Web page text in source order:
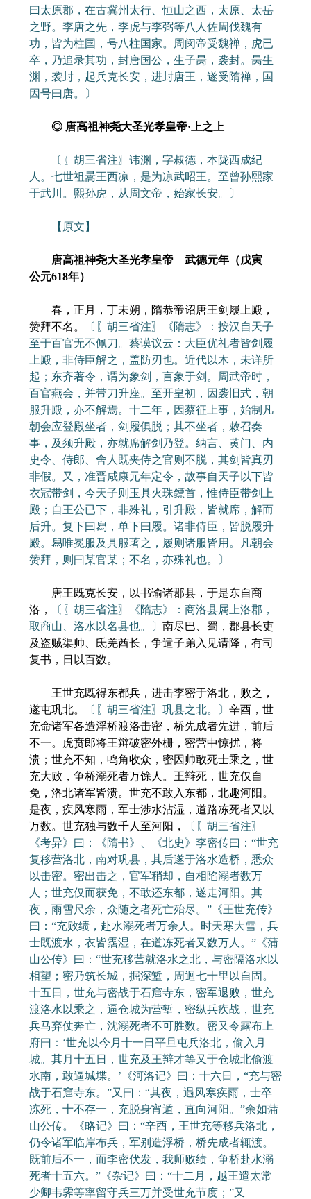
曰太原郡，在古冀州太行、恒山之西，太原、太岳
之野。李唐之先，李虎与李弼等八人佐周伐魏有
功，皆为柱国，号八柱国家。周闵帝受魏禅，虎已
卒，乃追录其功，封唐国公，生子昺，袭封。昺生
渊，袭封，起兵克长安，进封唐王，遂受隋禅，国
因号曰唐。〕
◎ 唐高祖神尧大圣光孝皇帝·上之上
〔〖胡三省注〗讳渊，字叔德，本陇西成纪
人。七世祖暠王西凉，是为凉武昭王。至曾孙熙家
于武川。熙孙虎，从周文帝，始家长安。〕
【原文】
唐高祖神尧大圣光孝皇帝 武德元年（戊寅
公元618年）
春，正月，丁未朔，隋恭帝诏唐王剑履上殿，
赞拜不名。
〔〖胡三省注〗《隋志》：按汉自天子
至于百官无不佩刀。蔡谟议云：大臣优礼者皆剑履
上殿，非侍臣解之，盖防刃也。近代以木，未详所
起；东齐著令，谓为象剑，言象于剑。周武帝时，
百官燕会，并带刀升座。至开皇初，因袭旧式，朝
服升殿，亦不解焉。十二年，因蔡征上事，始制凡
朝会应登殿坐者，剑履俱脱；其不坐者，敕召奏
事，及须升殿，亦就席解剑乃登。纳言、黄门、内
史令、侍郎、舍人既夹侍之官则不脱，其剑皆真刃
非假。又，准晋咸康元年定令，故事自天子以下皆
衣冠带剑，今天子则玉具火珠鏢首，惟侍臣带剑上
殿；自王公已下，非殊礼，引升殿，皆就席，解而
后升。复下曰舄，单下曰履。诸非侍臣，皆脱履升
殿。舄唯冕服及具服著之，履则诸服皆用。凡朝会
赞拜，则曰某官某；不名，亦殊礼也。〕
唐王既克长安，以书谕诸郡县，于是东自商
洛，
〔〖胡三省注〗《隋志》：商洛县属上洛郡，
取商山、洛水以名县也。〕 南尽巴、蜀，郡县长吏
及盗贼渠帅、氐羌酋长，争遣子弟入见请降，有司
复书，日以百数。
王世充既得东都兵，进击李密于洛北，败之，
遂屯巩北。
〔〖胡三省注〗巩县之北。〕 辛酉，世
充命诸军各造浮桥渡洛击密，桥先成者先进，前后
不一。虎贲郎将王辩破密外栅，密营中惊扰，将
溃；世充不知，鸣角收众，密因帅敢死士乘之，世
充大败，争桥溺死者万馀人。王辩死，世充仅自
免，洛北诸军皆溃。世充不敢入东都，北趣河阳。
是夜，疾风寒雨，军士涉水沾湿，道路冻死者又以
万数。世充独与数千人至河阳，
〔〖胡三省注〗
《考异》曰：《隋书》、《北史》李密传曰：“世充
复移营洛北，南对巩县，其后遂于洛水造桥，悉众
以击密。密出击之，官军稍却，自相陷溺者数万
人；世充仅而获免，不敢还东都，遂走河阳。其
夜，雨雪尺余，众随之者死亡殆尽。”《王世充传》
曰：“充败绩，赴水溺死者万余人。时天寒大雪，兵
士既渡水，衣皆霑湿，在道冻死者又数万人。”《蒲
山公传》曰：“世充移营就洛水之北，与密隔洛水以
相望；密乃筑长城，掘深堑，周迴七十里以自固。
十五日，世充与密战于石窟寺东，密军退败，世充
渡洛水以乘之，逼仓城为营堑，密纵兵疾战，世充
兵马弃仗奔亡，沈溺死者不可胜数。密又令露布上
府曰：‘世充以今月十一日平旦屯兵洛北，偷入月
城。其月十五日，世充及王辩才等又于仓城北偷渡
水南，敢逼城堞。’《河洛记》曰：十六日，“充与密
战于石窟寺东。”又曰：“其夜，遇风寒疾雨，士卒
冻死，十不存一，充脱身宵遁，直向河阳。”余如蒲
山公传。《略记》曰：“辛酉，王世充等移兵洛北，
仍令诸军临岸布兵，军别造浮桥，桥先成者辄渡。
既前后不一，而李密伏发，我师败绩，争桥赴水溺
死者十五六。”《杂记》曰：“十二月，越王遣太常
少卿韦霁等率留守兵三万并受世充节度；”又